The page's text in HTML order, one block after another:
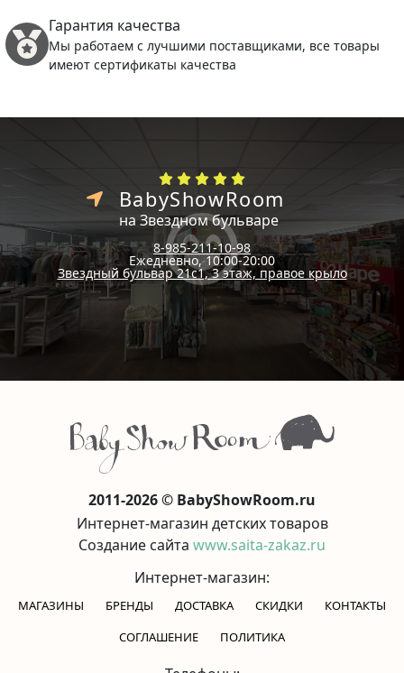
Гарантия качества
Мы работаем с лучшими поставщиками, все товары
имеют сертификаты качества
BabyShowRoom
на Звездном бульваре
8-985-211-10-98
Ежедневно, 10:00-20:00
Звездный бульвар 21с1, 3 этаж, правое крыло
2011-2026 © BabyShowRoom.ru
Интернет-магазин детских товаров
Создание сайта www.saita-zakaz.ru
Интернет-магазин:
МАГАЗИНЫ БРЕНДЫ ДОСТАВКА СКИДКИ
КОНТАКТЫ
CОГЛАШЕНИЕ
ПОЛИТИКА